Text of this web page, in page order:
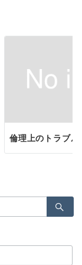
倫理上のトラブル